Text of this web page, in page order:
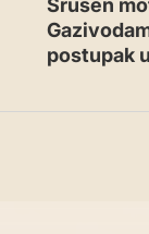
Srušen
postupak